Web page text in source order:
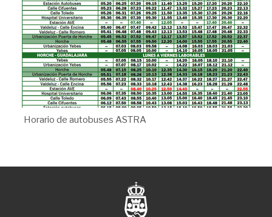
Horario de autobuses ASTRA